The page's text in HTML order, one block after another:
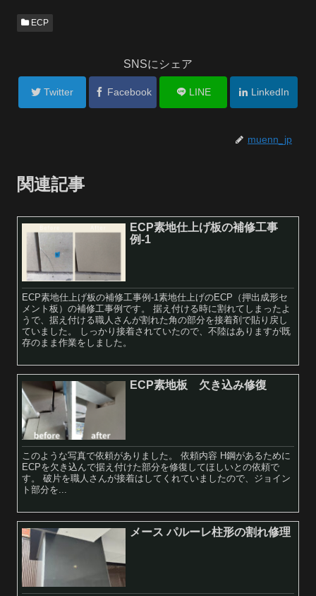
ECP
SNSにシェア
Twitter Facebook LINE LinkedIn
muenn_jp
関連記事
ECP素地仕上げ板の補修工事
例-1
ECP素地仕上げ板の補修工事例-1素地仕上げのECP（押出成形セ
メント板）の補修工事例です。 据え付ける時に割れてしまったよ
うで、据え付ける職人さんが割れた角の部分を接着剤で貼り戻し
ていました。 しっかり接着されていたので、不陸はありますが既
存のまま作業をしました。
ECP素地板 欠き込み修復
このような写真で依頼がありました。 依頼内容 H鋼があるために
ECPを欠き込んで据え付けた部分を修復してほしいとの依頼で
す。 破片を職人さんが接着はしてくれていましたので、ジョイン
ト部分を...
メース パルーレ柱形の割れ修理